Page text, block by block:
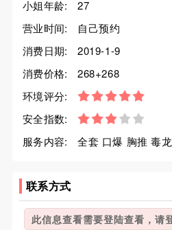
小姐年龄:
27
营业时间:
自己预约
消费日期:
2019-1-9
消费价格:
268+268
环境评分:
安全指数:
服务内容:
全套 口爆 胸推 毒
联系方式
此信息查看需要登陆查看，请